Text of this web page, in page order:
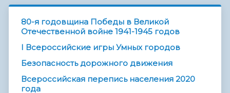
80-я годовщина Победы в Великой
Отечественной войне 1941-1945 годов
I Всероссийские игры Умных городов
Безопасность дорожного движения
Всероссийская перепись населения 2020
года